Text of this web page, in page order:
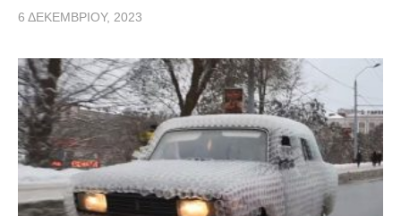
6 ΔΕΚΕΜΒΡΊΟΥ, 2023